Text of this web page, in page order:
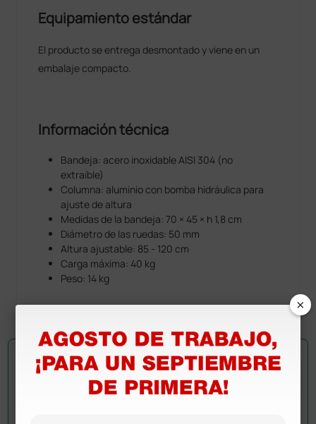
Equipamiento estándar
El producto se entrega desmontado y viene en un
embalaje compacto.
Información técnica
Bandeja: acero inoxidable AISI 304 (no
extraíble)
Columna: aluminio con bomba hidráulica para
ajuste de altura
Medidas de la bandeja: 70 × 45 × h 1,8 cm
Diámetro de las ruedas: 50 mm
Altura ajustable: 85 - 120 cm
Carga máxima: 40 kg
Peso: 14 kg
×